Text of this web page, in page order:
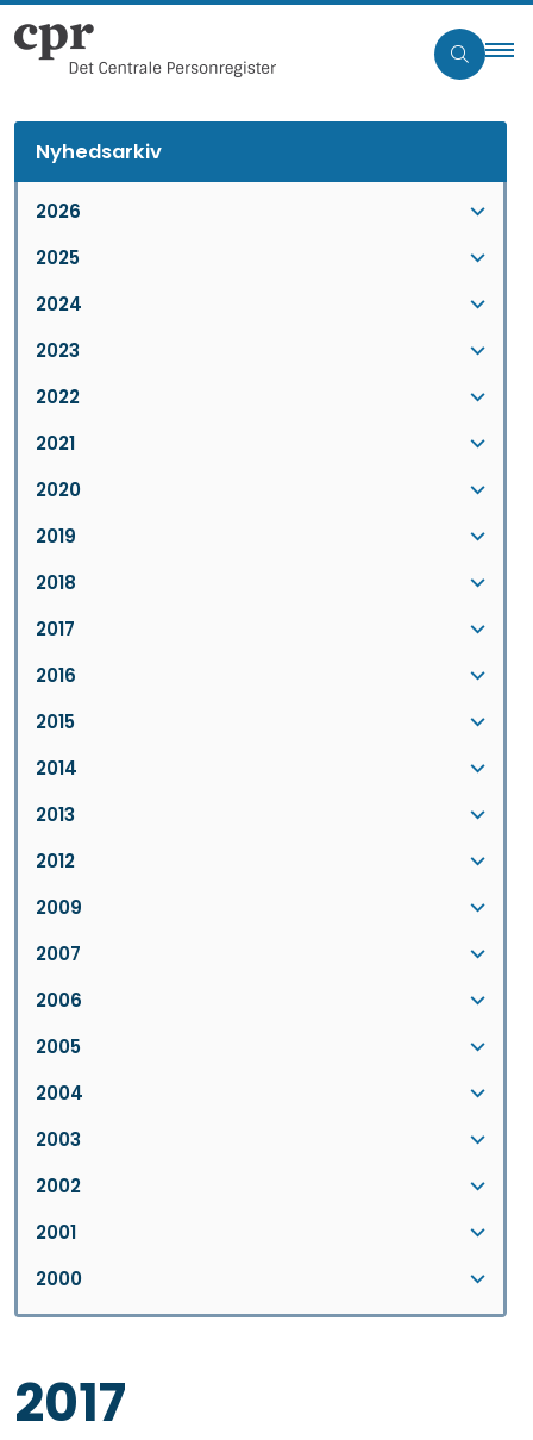
Nyhedsarkiv
2026
2025
2024
2023
2022
2021
2020
2019
2018
2017
2016
2015
2014
2013
2012
2009
2007
2006
2005
2004
2003
2002
2001
2000
2017